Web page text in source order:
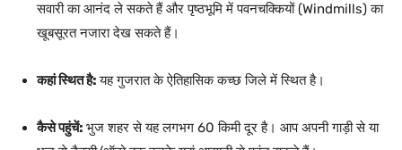
सवारी का आनंद ले सकते हैं और पृष्ठभूमि में पवनचक्कियों (Windmills) का
खूबसूरत नजारा देख सकते हैं।
कहां स्थित है:यह गुजरात के ऐतिहासिक कच्छ जिले में स्थित है।
कैसे पहुंचें: भुज शहर से यह लगभग 60 किमी दूर है। आप अपनी गाड़ी से या